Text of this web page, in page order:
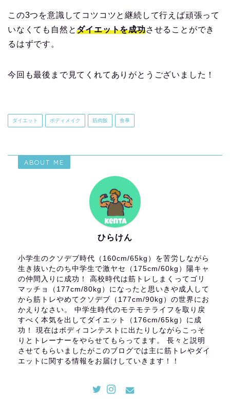
この3つを意識してコツコツと継続して行えば頑張って
いなくても自然とダイエットを成功させることができ
るはずです。
今回も最後まで見てくれてありがとうございました！
ダイエット ボディメイク 筋肉飯 食事
ABOUT ME
ひらけん
小学生のクソデブ時代（160cm/65kg）を苦労しながら
生き抜いたのち中学生で激ヤセ（175cm/60kg）陽キャ
の仲間入りに成功！ 高校時代は筋トレしまくってゴリ
マッチョ（177cm/80kg）になったと思いきや成人して
から筋トレやめてクソデブ（177cm/90kg）の世界にお
かえりなさい。 中学生時代のモテモテライフを取り戻
すべく本気を出してダイエット（176cm/65kg）に成
功！ 現在はボディコンテストに出たりしながらこっそ
りとトレーナーをやらせてもらってます。 長々と説明
させてもらいましたがこのブログでは主に筋トレやダイ
エットに関する情報をお届けしていきます！！